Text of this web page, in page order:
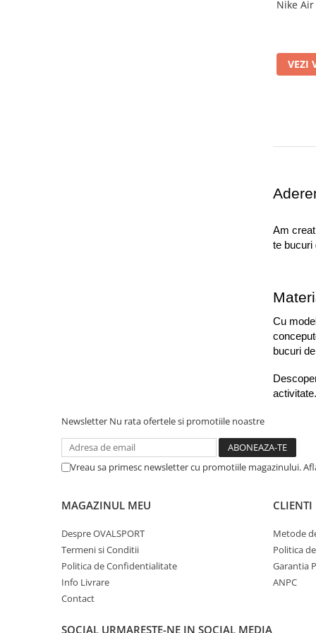
Nike Air
VEZI
Am
te bucuri
Cu
bucuri
activitate.
Newsletter Nu rata ofertele si promotiile noastre
Vreau sa primesc newsletter cu promotiile magazinului.
MAGAZINUL MEU
Despre OVALSPORT
Termeni si Conditii
Politica de Confidentialitate
Info Livrare
Contact
CLIENTI
Metode
Politica
Garantia
ANPC
SOCIAL URMARESTE-NE IN SOCIAL MEDIA